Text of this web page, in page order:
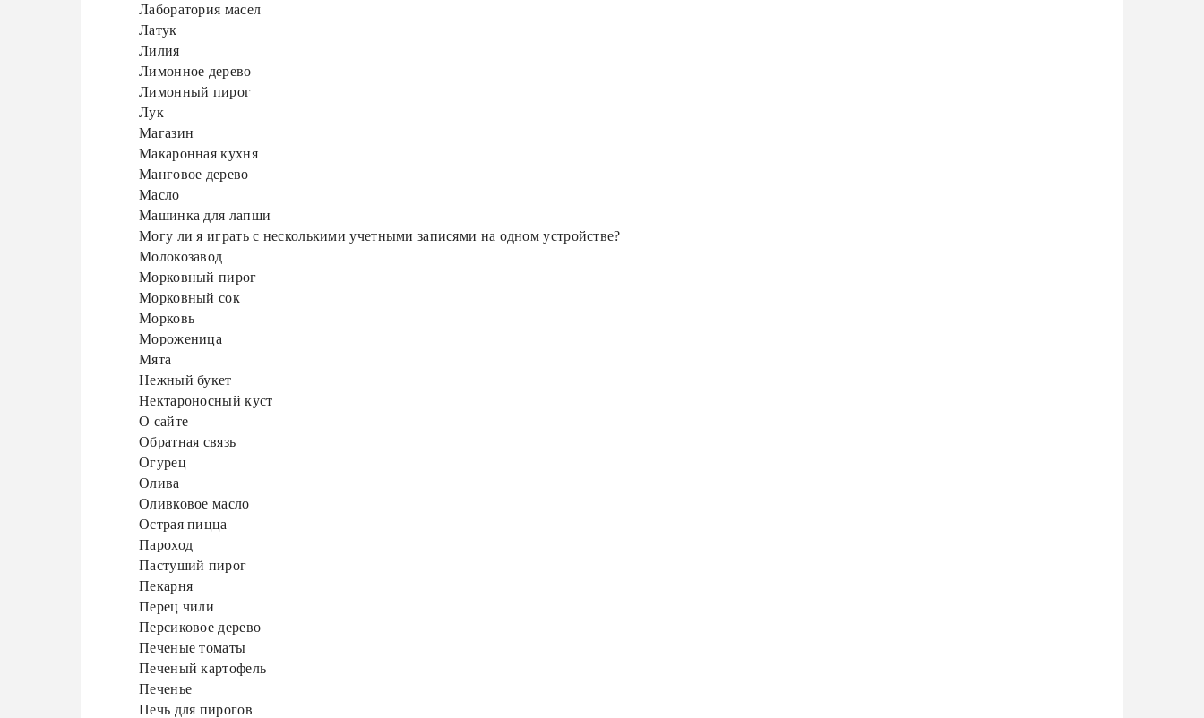
Лаборатория масел
Латук
Лилия
Лимонное дерево
Лимонный пирог
Лук
Магазин
Макаронная кухня
Манговое дерево
Масло
Машинка для лапши
Могу ли я играть с несколькими учетными записями на одном устройстве?
Молокозавод
Морковный пирог
Морковный сок
Морковь
Мороженица
Мята
Нежный букет
Нектароносный куст
О сайте
Обратная связь
Огурец
Олива
Оливковое масло
Острая пицца
Пароход
Пастуший пирог
Пекарня
Перец чили
Персиковое дерево
Печеные томаты
Печеный картофель
Печенье
Печь для пирогов